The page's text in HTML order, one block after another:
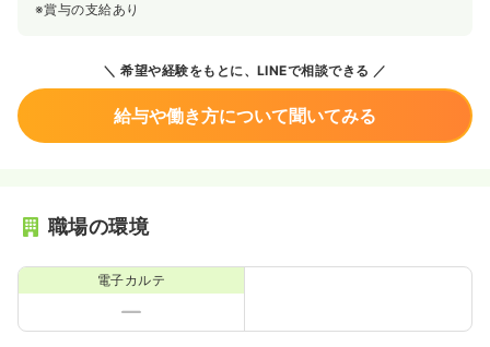
※賞与の支給あり
希望や経験をもとに、LINEで相談できる
給与や働き方について聞いてみる
職場の環境
電子カルテ